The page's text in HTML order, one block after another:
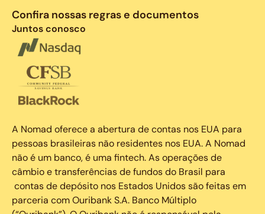
Confira nossas regras e documentos
Juntos conosco
A Nomad oferece a abertura de contas nos EUA para
pessoas brasileiras não residentes nos EUA. A Nomad
não é um banco, é uma fintech. As operações de
câmbio e transferências de fundos do Brasil para
contas de depósito nos Estados Unidos são feitas em
parceria com Ouribank S.A. Banco Múltiplo